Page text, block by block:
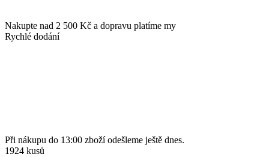
Nakupte nad 2 500 Kč a dopravu platíme my
Rychlé dodání
Při nákupu do 13:00 zboží odešleme ještě dnes.
1924 kusů